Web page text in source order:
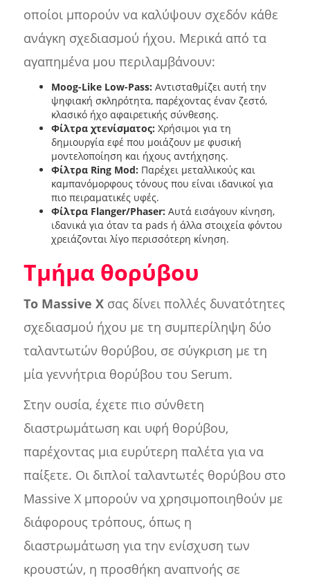
οποίοι μπορούν να καλύψουν σχεδόν κάθε
ανάγκη σχεδιασμού ήχου. Μερικά από τα
αγαπημένα μου περιλαμβάνουν:
Moog-Like Low-Pass: Αντισταθμίζει αυτή την
ψηφιακή σκληρότητα, παρέχοντας έναν ζεστό,
κλασικό ήχο αφαιρετικής σύνθεσης.
Φίλτρα χτενίσματος: Χρήσιμοι για τη
δημιουργία εφέ που μοιάζουν με φυσική
μοντελοποίηση και ήχους αντήχησης.
Φίλτρα Ring Mod: Παρέχει μεταλλικούς και
καμπανόμορφους τόνους που είναι ιδανικοί για
πιο πειραματικές υφές.
Φίλτρα Flanger/Phaser: Αυτά εισάγουν κίνηση,
ιδανικά για όταν τα pads ή άλλα στοιχεία φόντου
χρειάζονται λίγο περισσότερη κίνηση.
Τμήμα θορύβου
Το Massive Xσας δίνει πολλές δυνατότητες
σχεδιασμού ήχου με τη συμπερίληψη δύο
ταλαντωτών θορύβου, σε σύγκριση με τη
μία γεννήτρια θορύβου του Serum.
Στην ουσία, έχετε πιο σύνθετη
διαστρωμάτωση και υφή θορύβου,
παρέχοντας μια ευρύτερη παλέτα για να
παίξετε. Οι διπλοί ταλαντωτές θορύβου στο
Massive X μπορούν να χρησιμοποιηθούν με
διάφορους τρόπους, όπως η
διαστρωμάτωση για την ενίσχυση των
κρουστών, η προσθήκη αναπνοής σε